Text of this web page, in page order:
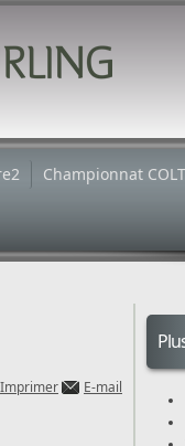
Championnat
Imprimer E-mail